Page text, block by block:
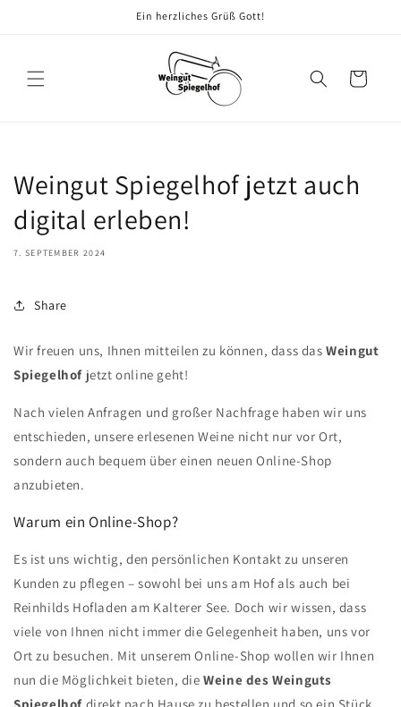
Ein herzliches Grüß Gott!
Warenkorb
Weingut Spiegelhof jetzt auch
digital erleben!
7. SEPTEMBER 2024
Share
Wir freuen uns, Ihnen mitteilen zu können, dass dasWeingut
Spiegelhof jetzt online geht!
Nach vielen Anfragen und großer Nachfrage haben wir uns
entschieden, unsere erlesenen Weine nicht nur vor Ort,
sondern auch bequem über einen neuen Online-Shop
anzubieten.
Warum ein Online-Shop?
Es ist uns wichtig, den persönlichen Kontakt zu unseren
Kunden zu pflegen – sowohl bei uns am Hof als auch bei
Reinhilds Hofladen am Kalterer See. Doch wir wissen, dass
viele von Ihnen nicht immer die Gelegenheit haben, uns vor
Ort zu besuchen. Mit unserem Online-Shop wollen wir Ihnen
nun die Möglichkeit bieten, dieWeine des Weinguts